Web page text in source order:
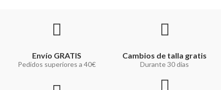
Envío GRATIS
Pedidos superiores a 40€
Cambios de talla gratis
Durante 30 días